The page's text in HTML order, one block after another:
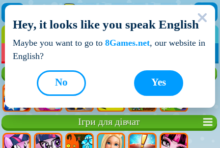
НОВІ ІГРИ
Ігри для дівчат
Hey, it looks like you speak English
Maybe you want to go to 8Games.net, our website in
English?
Yes
No